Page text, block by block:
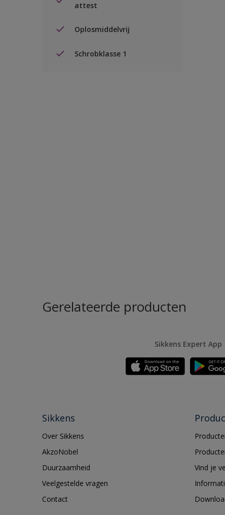
attest
Oplosmiddelvrij
Schrobklasse 1
Gerelateerde producten
Sikkens Expert App
Sikkens
Over Sikkens
AkzoNobel
Duurzaamheid
Veelgestelde vragen
Contact
Vind je